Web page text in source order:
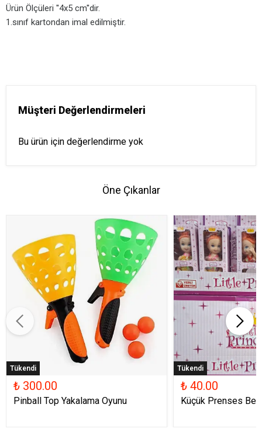
Ürün Ölçüleri ''4x5 cm''dir.
1.sınıf kartondan imal edilmiştir.
Müşteri Değerlendirmeleri
Bu ürün için değerlendirme yok
Öne Çıkanlar
Tükendi
₺ 300.00
Pinball Top Yakalama Oyunu
Tükendi
₺ 40.00
Küçük Prenses